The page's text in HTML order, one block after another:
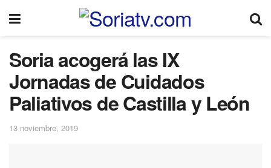
Soria acogerá las IX
Jornadas de Cuidados
Paliativos de Castilla y León
13 noviembre, 2019